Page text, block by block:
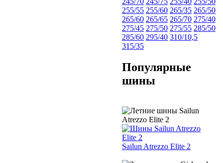
255/55 255/60 265/35 265/50
265/60 265/65 265/70 275/40
275/45 275/50 275/55 285/50
285/60 295/40 310/10,5
315/35
Популярные
шины
Sailun Atrezzo Elite 2